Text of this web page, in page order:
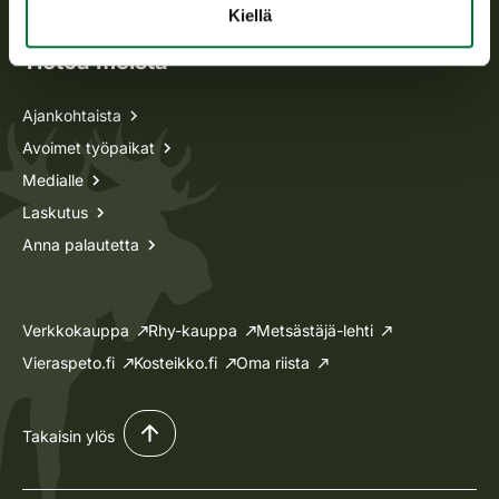
Kiellä
Tietoa meistä
Ajankohtaista
Avoimet työpaikat
Medialle
Laskutus
Anna palautetta
Verkkokauppa Rhy-kauppa
Metsästäjä-lehti
Vieraspeto.fi
Kosteikko.fi Oma riista
Takaisin ylös